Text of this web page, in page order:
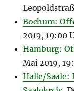
Bochum:
2019, 19:00
Hamburg:
Mai 2019,
Halle/Saale: